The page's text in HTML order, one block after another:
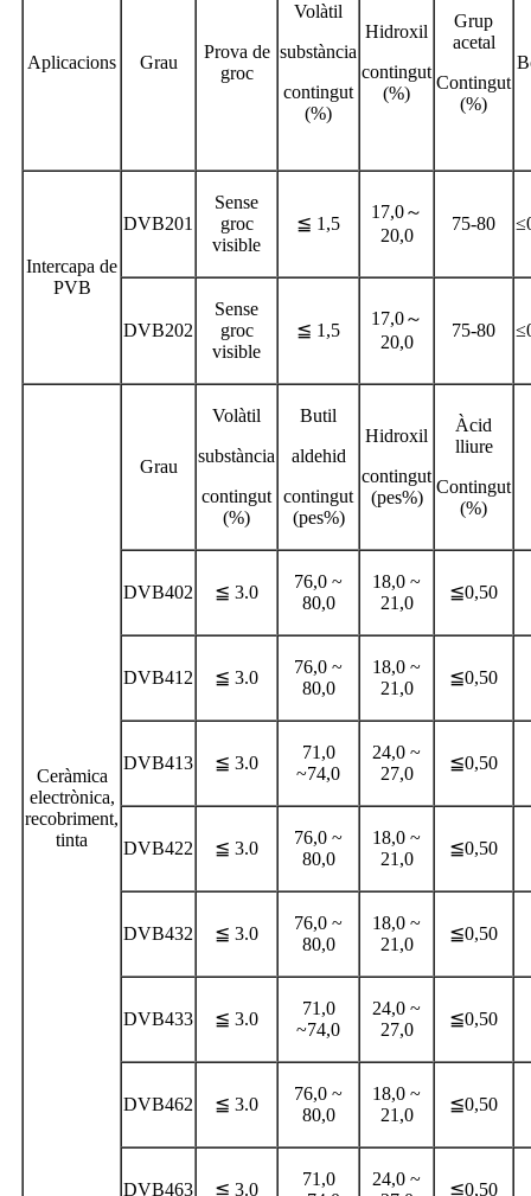
Aplicacions Grau
Prova de
groc
Volàtil
substància
contingut
(%)
Hidroxil
contingut
(%)
Grup
acetal
Contingut
(%)
Intercapa de
PVB
DVB201
Sense
groc
visible
≦ 1,5
17,0～
20,0
75-80
DVB202
Sense
groc
visible
≦ 1,5
17,0～
20,0
75-80
Ceràmica
electrònica,
recobriment,
tinta
Grau
Volàtil
substància
contingut
(%)
Butil
aldehid
contingut
(pes%)
Hidroxil
contingut
(pes%)
Àcid
lliure
Contingut
(%)
DVB402 ≦ 3.0
76,0 ~
80,0
18,0 ~
21,0
≦0,50
DVB412 ≦ 3.0
76,0 ~
80,0
18,0 ~
21,0
≦0,50
DVB413 ≦ 3.0
71,0
~74,0
24,0 ~
27,0
≦0,50
DVB422 ≦ 3.0
76,0 ~
80,0
18,0 ~
21,0
≦0,50
DVB432 ≦ 3.0
76,0 ~
80,0
18,0 ~
21,0
≦0,50
DVB433 ≦ 3.0
71,0
~74,0
24,0 ~
27,0
≦0,50
DVB462 ≦ 3.0
76,0 ~
80,0
18,0 ~
21,0
≦0,50
DVB463 ≦ 3.0
71,0
24,0 ~
≦0,50